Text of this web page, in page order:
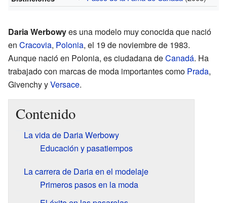
Daria Werbowyes una modelo muy conocida que nació
en Cracovia, Polonia, el 19 de noviembre de 1983.
Aunque nació en Polonia, es ciudadana deCanadá. Ha
trabajado con marcas de moda importantes como Prada,
Givenchy yVersace.
Contenido
La vida de Daria Werbowy
Educación y pasatiempos
La carrera de Daria en el modelaje
Primeros pasos en la moda